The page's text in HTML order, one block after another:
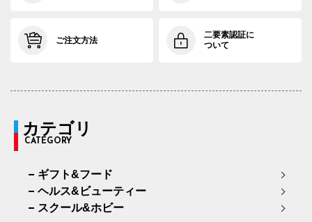
ご注文方法
二要素認証に
ついて
カテゴリ
CATEGORY
ギフト&フード
ヘルス&ビューティー
スクール&ホビー